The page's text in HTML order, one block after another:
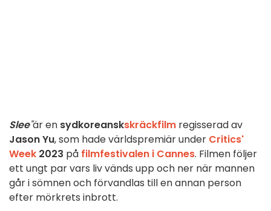
Slee"är en sydkoreanskskräckfilm regisserad av
Jason Yu, som hade världspremiär under Critics'
Week 2023 på filmfestivalen i Cannes. Filmen följer
ett ungt par vars liv vänds upp och ner när mannen
går i sömnen och förvandlas till en annan person
efter mörkrets inbrott.